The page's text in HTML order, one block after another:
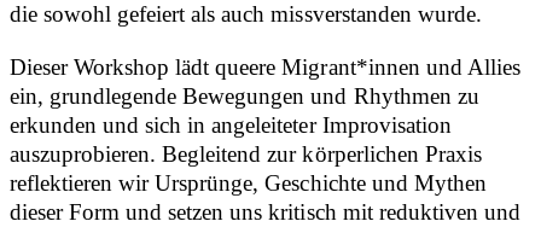
die sowohl gefeiert als auch missverstanden wurde.
Dieser Workshop lädt queere Migrant*innen und Allies
ein, grundlegende Bewegungen und Rhythmen zu
erkunden und sich in angeleiteter Improvisation
auszuprobieren. Begleitend zur körperlichen Praxis
reflektieren wir Ursprünge, Geschichte und Mythen
dieser Form und setzen uns kritisch mit reduktiven und